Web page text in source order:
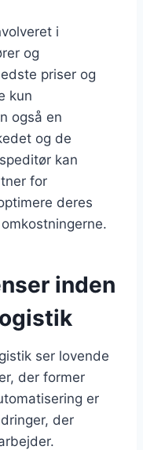
i
og
priser og
kun
også en
og de
kan
for
deres
inden
ser lovende
der former
er
der